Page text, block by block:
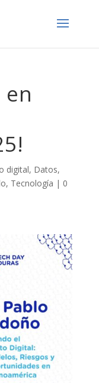
digital, Datos,
, Tecnología | 0